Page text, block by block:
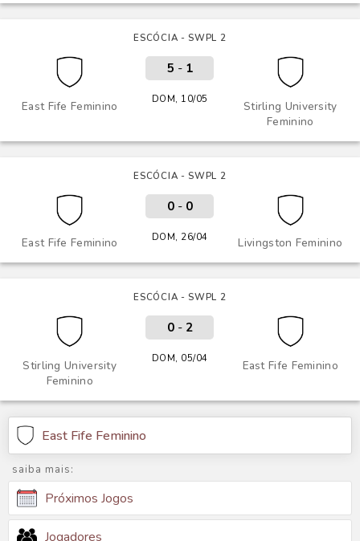
ESCÓCIA - SWPL 2
East Fife Feminino
Stirling University
Feminino
5 - 1
DOM, 10/05
ESCÓCIA - SWPL 2
East Fife Feminino Livingston Feminino
0- 0
DOM, 26/04
ESCÓCIA - SWPL 2
Stirling University
Feminino
East Fife Feminino
0- 2
DOM, 05/04
East Fife Feminino
saiba mais:
Próximos Jogos
Jogadores